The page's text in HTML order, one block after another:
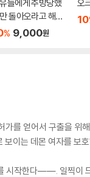
들에게 추방당했
돌아오라고 해도
늦…… 돌아갈게
% 9,000원
오
10
얻어서 구출을 위해
보이는 데몬 여자를 보
작한다――. 일찍이